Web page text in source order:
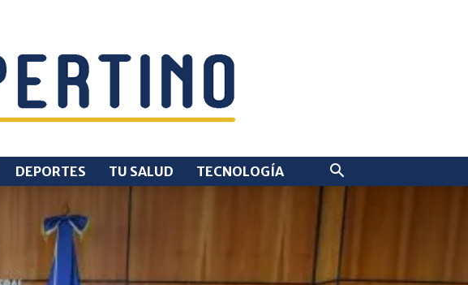
DEPORTES TU SALUD TECNOLOGÍA